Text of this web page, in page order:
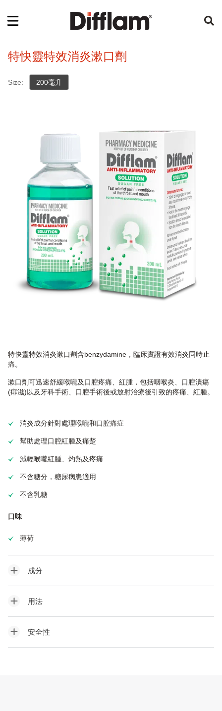
特快靈特效消炎漱口劑
Size: 200毫升
特快靈特效消炎漱口劑含benzydamine，臨床實證有效消炎同時止
痛。
漱口劑可迅速舒緩喉嚨及口腔疼痛、紅腫，包括咽喉炎、口腔潰瘍
(痱滋)以及牙科手術、口腔手術後或放射治療後引致的疼痛、紅腫。
消炎成分針對處理喉嚨和口腔痛症
幫助處理口腔紅腫及痛楚
減輕喉嚨紅腫、灼熱及疼痛
不含糖分，糖尿病患適用
不含乳糖
口味
薄荷
成分
用法
安全性